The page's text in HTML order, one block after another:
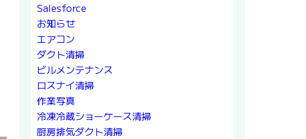
Salesforce
お知らせ
エアコン
ダクト清掃
ビルメンテナンス
ロスナイ清掃
作業写真
冷凍冷蔵ショーケース清掃
厨房排気ダクト清掃